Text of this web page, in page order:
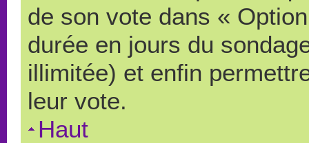
de son vote dans «
durée en jours du
illimitée) et enfin
leur vote.
Haut